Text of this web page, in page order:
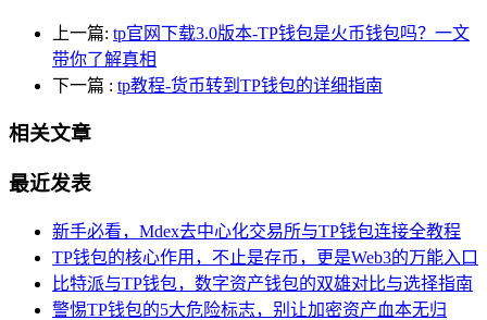
上一篇: tp官网下载3.0版本-TP钱包是火币钱包吗？一文
带你了解真相
下一篇 : tp教程-货币转到TP钱包的详细指南
相关文章
最近发表
新手必看，Mdex去中心化交易所与TP钱包连接全教程
TP钱包的核心作用，不止是存币，更是Web3的万能入口
比特派与TP钱包，数字资产钱包的双雄对比与选择指南
警惕TP钱包的5大危险标志，别让加密资产血本无归